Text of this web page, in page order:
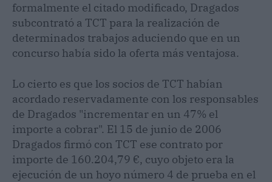
formalmente el citado modificado, Dragados
subcontrató a TCT para la realización de
determinados trabajos aduciendo que en un
concurso había sido la oferta más ventajosa.
Lo cierto es que los socios de TCT habían
acordado reservadamente con los responsables
de Dragados "incrementar en un 47% el
importe a cobrar". El 15 de junio de 2006
Dragados firmó con TCT ese contrato por
importe de 160.204,79 €, cuyo objeto era la
ejecución de un hoyo número 4 de prueba en el